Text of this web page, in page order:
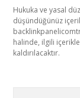
Hukuka ve yasal
düşündüğünüz
halinde, ilgili
kaldırılacaktır.